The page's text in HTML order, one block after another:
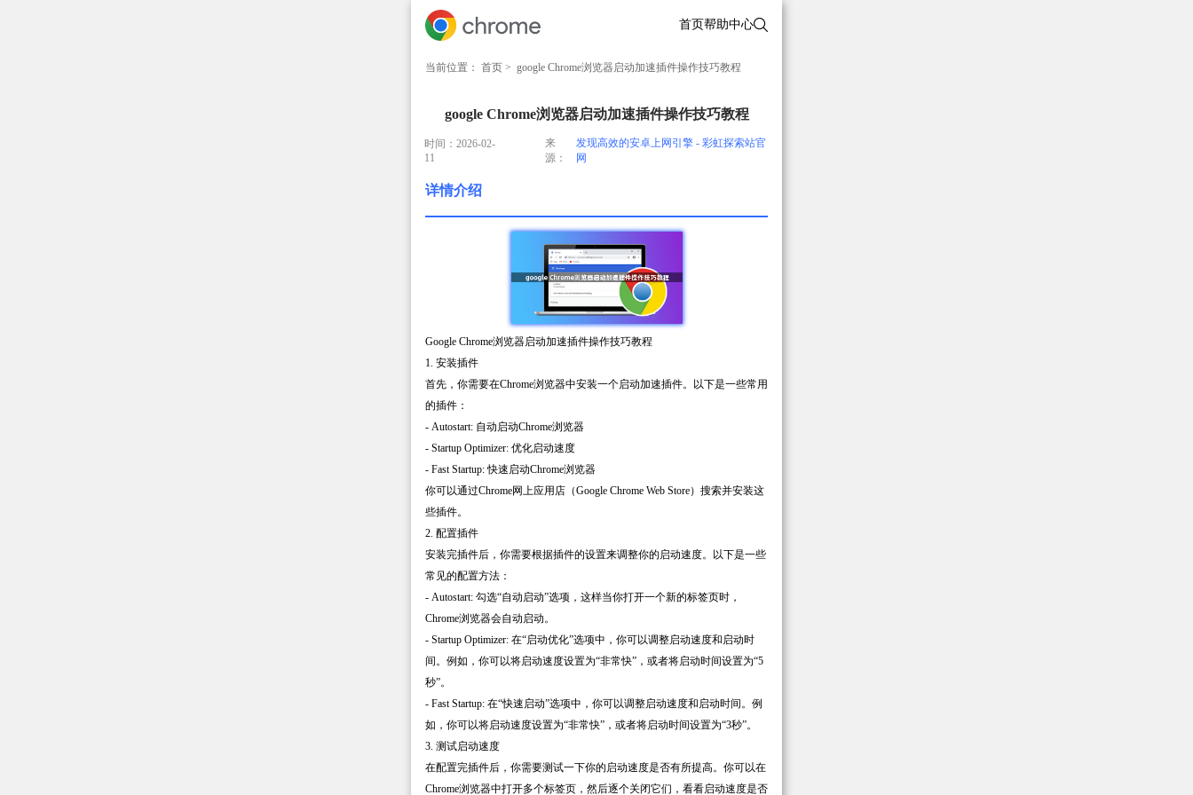
首页帮助中心
当前位置： 首页 > google Chrome浏览器启动加速插件操作技巧教程
google Chrome浏览器启动加速插件操作技巧教程
时间：2026-02-
11
来
源：
发现高效的安卓上网引擎 - 彩虹探索站官
网
详情介绍
Google Chrome浏览器启动加速插件操作技巧教程
1. 安装插件
首先，你需要在Chrome浏览器中安装一个启动加速插件。以下是一些常用
的插件：
- Autostart: 自动启动Chrome浏览器
- Startup Optimizer: 优化启动速度
- Fast Startup: 快速启动Chrome浏览器
你可以通过Chrome网上应用店（Google Chrome Web Store）搜索并安装这
些插件。
2. 配置插件
安装完插件后，你需要根据插件的设置来调整你的启动速度。以下是一些
常见的配置方法：
- Autostart: 勾选“自动启动”选项，这样当你打开一个新的标签页时，
Chrome浏览器会自动启动。
- Startup Optimizer: 在“启动优化”选项中，你可以调整启动速度和启动时
间。例如，你可以将启动速度设置为“非常快”，或者将启动时间设置为“5
秒”。
- Fast Startup: 在“快速启动”选项中，你可以调整启动速度和启动时间。例
如，你可以将启动速度设置为“非常快”，或者将启动时间设置为“3秒”。
3. 测试启动速度
在配置完插件后，你需要测试一下你的启动速度是否有所提高。你可以在
Chrome浏览器中打开多个标签页，然后逐个关闭它们，看看启动速度是否